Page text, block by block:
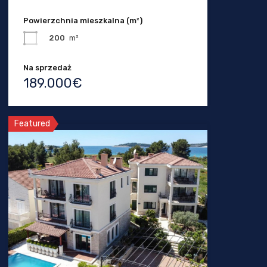
Powierzchnia mieszkalna (m²)
200 m²
Na sprzedaż
189.000€
Featured